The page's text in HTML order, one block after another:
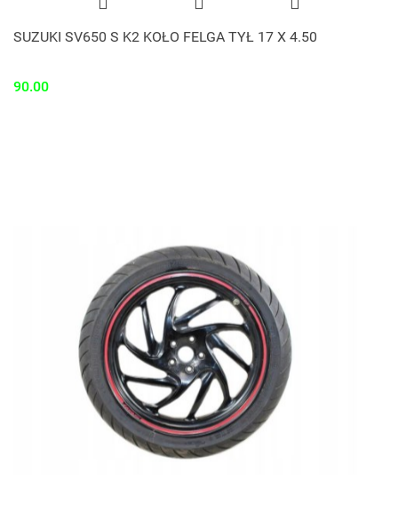
SUZUKI SV650 S K2 KOŁO FELGA TYŁ 17 X 4.50
90.00